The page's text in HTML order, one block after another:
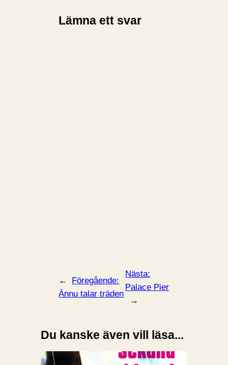
Lämna ett svar
←
Föregående:
Ännu talar träden
Nästa:
Palace Pier
→
Du kanske även vill läsa...